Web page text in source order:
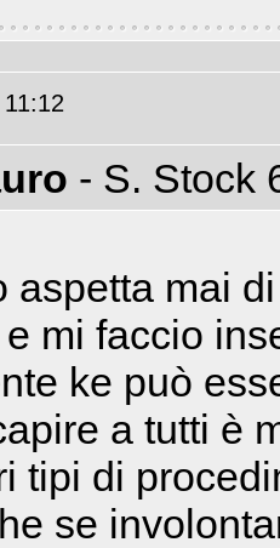
- S. Stock
aspetta mai
mi faccio
ke può
a tutti è
tipi di
se